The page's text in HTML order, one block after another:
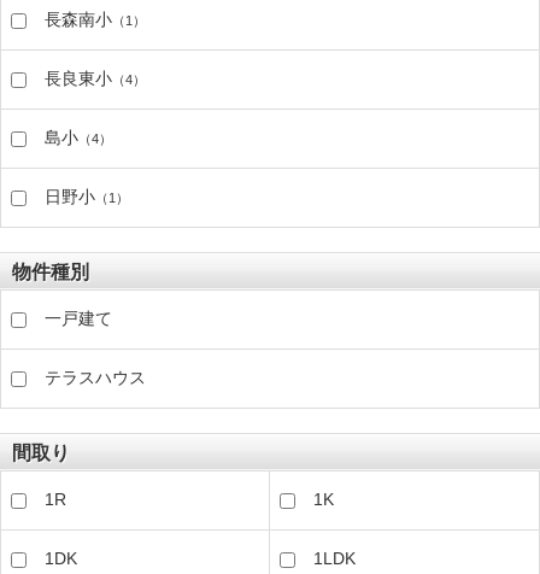
長森南小 （1）
長良東小 （4）
島小 （4）
日野小 （1）
物件種別
一戸建て
テラスハウス
間取り
1R 1K
1DK 1LDK